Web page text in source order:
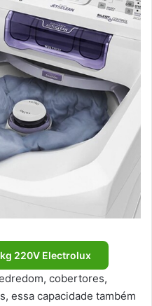
220V Electrolux
cobertores,
essa capacidade também